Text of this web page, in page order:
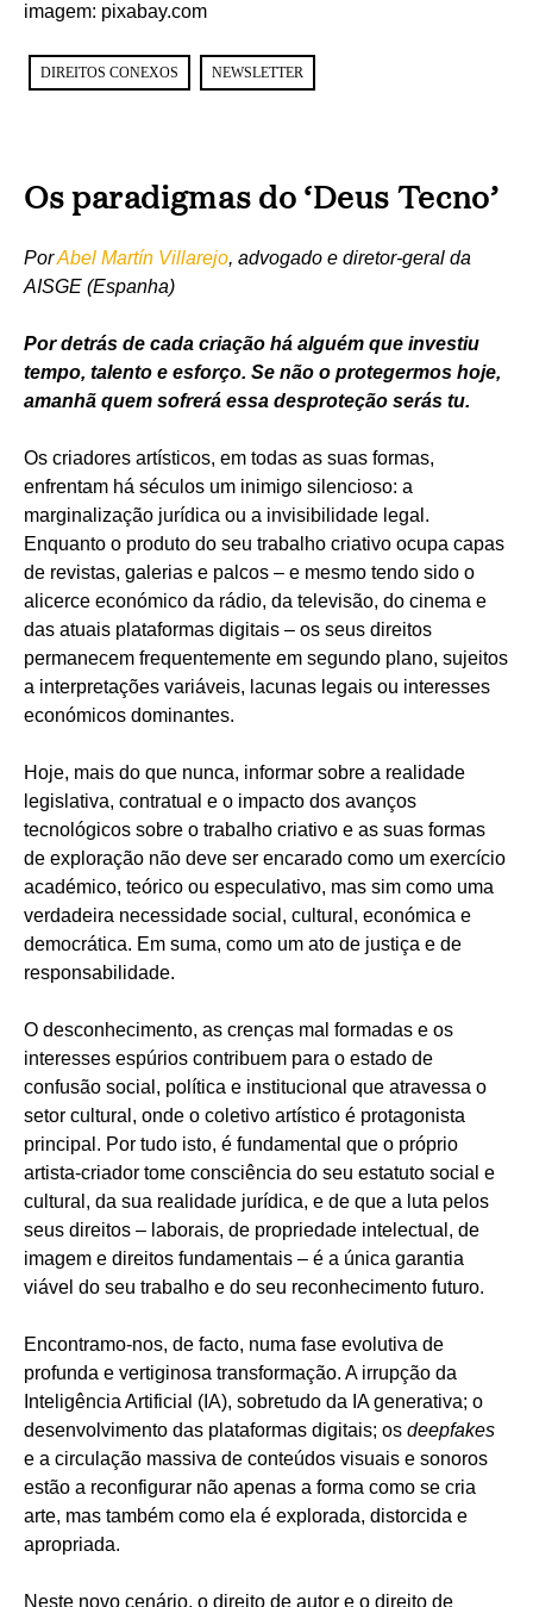
imagem: pixabay.com
DIREITOS CONEXOS NEWSLETTER
Os paradigmas do ‘Deus Tecno’
PorAbel Martín Villarejo, advogado e diretor-geral da
AISGE (Espanha)
Por detrás de cada criação há alguém que investiu
tempo, talento e esforço. Se não o protegermos hoje,
amanhã quem sofrerá essa desproteção serás tu.
Os criadores artísticos, em todas as suas formas,
enfrentam há séculos um inimigo silencioso: a
marginalização jurídica ou a invisibilidade legal.
Enquanto o produto do seu trabalho criativo ocupa capas
de revistas, galerias e palcos – e mesmo tendo sido o
alicerce económico da rádio, da televisão, do cinema e
das atuais plataformas digitais – os seus direitos
permanecem frequentemente em segundo plano, sujeitos
a interpretações variáveis, lacunas legais ou interesses
económicos dominantes.
Hoje, mais do que nunca, informar sobre a realidade
legislativa, contratual e o impacto dos avanços
tecnológicos sobre o trabalho criativo e as suas formas
de exploração não deve ser encarado como um exercício
académico, teórico ou especulativo, mas sim como uma
verdadeira necessidade social, cultural, económica e
democrática. Em suma, como um ato de justiça e de
responsabilidade.
O desconhecimento, as crenças mal formadas e os
interesses espúrios contribuem para o estado de
confusão social, política e institucional que atravessa o
setor cultural, onde o coletivo artístico é protagonista
principal. Por tudo isto, é fundamental que o próprio
artista-criador tome consciência do seu estatuto social e
cultural, da sua realidade jurídica, e de que a luta pelos
seus direitos – laborais, de propriedade intelectual, de
imagem e direitos fundamentais – é a única garantia
viável do seu trabalho e do seu reconhecimento futuro.
Encontramo-nos, de facto, numa fase evolutiva de
profunda e vertiginosa transformação. A irrupção da
Inteligência Artificial (IA), sobretudo da IA generativa; o
desenvolvimento das plataformas digitais; os deepfakes
e a circulação massiva de conteúdos visuais e sonoros
estão a reconfigurar não apenas a forma como se cria
arte, mas também como ela é explorada, distorcida e
apropriada.
Neste novo cenário, o direito de autor e o direito de